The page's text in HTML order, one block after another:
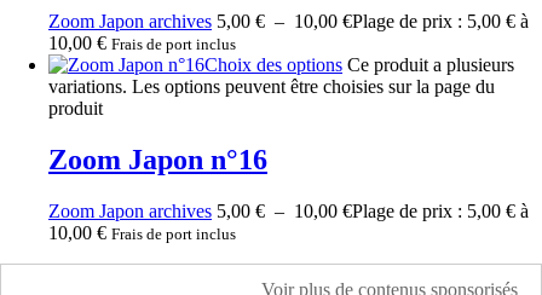
Zoom Japon archives 5,00 € – 10,00 €Plage de prix : 5,00 € à
10,00 € Frais de port inclus
Choix des options Ce produit a plusieurs
variations. Les options peuvent être choisies sur la page du
produit
Zoom Japon n°16
Zoom Japon archives 5,00 € – 10,00 €Plage de prix : 5,00 € à
10,00 € Frais de port inclus
Voir plus de contenus sponsorisés